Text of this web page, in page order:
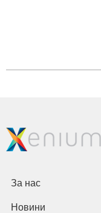
За нас
Новини